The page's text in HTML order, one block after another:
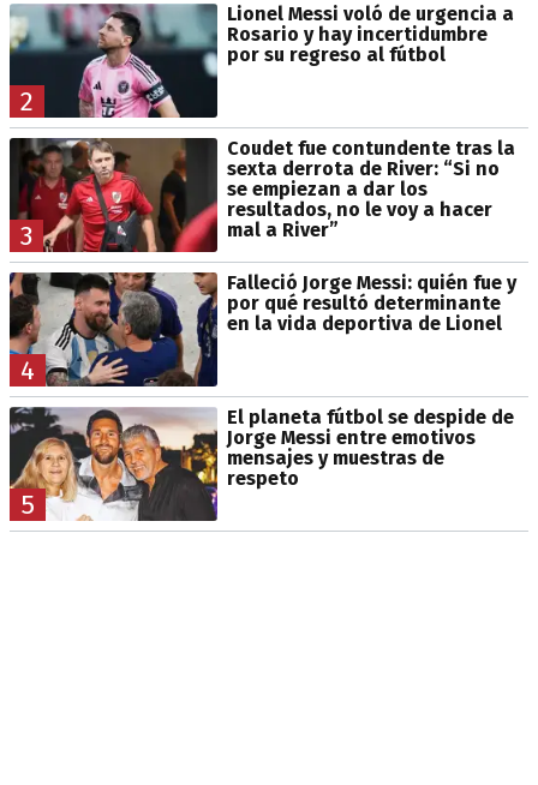
2
Lionel Messi voló de urgencia a
Rosario y hay incertidumbre
por su regreso al fútbol
3
Coudet fue contundente tras la
sexta derrota de River: “Si no
se empiezan a dar los
resultados, no le voy a hacer
mal a River”
4
Falleció Jorge Messi: quién fue y
por qué resultó determinante
en la vida deportiva de Lionel
5
El planeta fútbol se despide de
Jorge Messi entre emotivos
mensajes y muestras de
respeto